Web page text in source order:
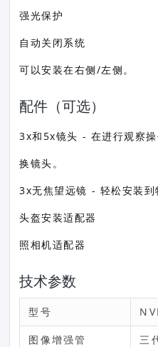
强光保护
自动关闭系统
可以安装在右侧/左侧。
配件（可选）
3х和5x镜头 - 在进行观察
换镜头。
3х无焦望远镜 - 轻松安装
头盔安装适配器
照相机适配器
技术参数
型号
图像增强管 三